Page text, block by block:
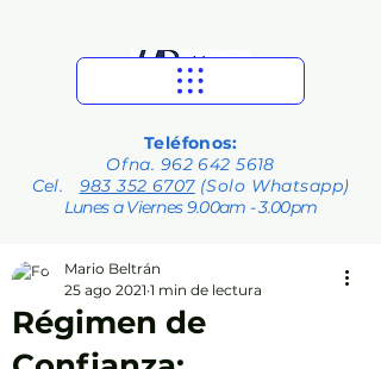
Teléfonos:
Ofna. 962 642 5618
Cel. 983 352 6707(Solo Whatsapp)
Lunes a Viernes 9.00am - 3.00pm
Régimen de
Mario Beltrán
25 ago 2021 1 min de lectura